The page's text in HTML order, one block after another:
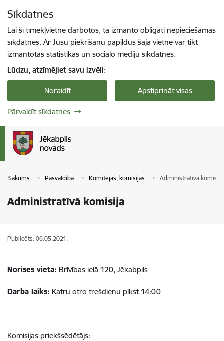
Sīkdatnes
Lai šī tīmekļvietne darbotos, tā izmanto obligāti nepieciešamās
sīkdatnes. Ar Jūsu piekrišanu papildus šajā vietnē var tikt
izmantotas statistikas un sociālo mediju sīkdatnes.
Lūdzu, atzīmējiet savu izvēli:
Noraidīt Apstiprināt visas
Pārvaldīt sīkdatnes
Sākums Pašvaldība Komitejas, komisijas Administratīvā komisija
Administratīvā komisija
Publicēts: 06.05.2021.
Norises vieta: Brīvības ielā 120, Jēkabpils
Darba laiks: Katru otro trešdienu plkst.14:00
Komisijas priekšsēdētājs: